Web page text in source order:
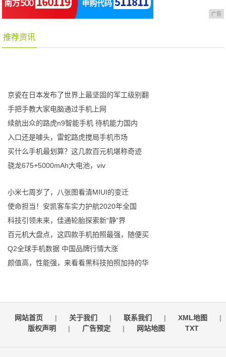
广告
推荐资讯
京瓷在日本发布了世界上最坚固的军工级别翻
手把手教大家电脑通过手机上网
续航出众的路虎n9智能手机 待机能力国内
入口还是噱头，雷蛇路虎搅局手机市场
买什么手机最划算？这几款百元机堪称奇迹
骁龙675+5000mAh大电池，viv
小米七周岁了，八张图看清MIUI的变迁
使命担当！安凯客车实力护航2020年全国
科技引领未来，佳通轮胎探索新“静”界
百元机大盘点，这四款手机拍照最强，随便买
Q2全球手机数据 中国品牌行情大涨
颜值高，性能强，来看看黑科技拍照加持的华
网站首页 | 关于我们 | 联系我们 | XML地图
|
版权声明
| 广告预定 | 网站地图 TXT